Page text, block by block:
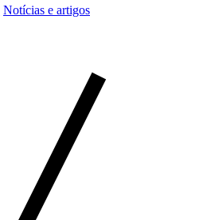
Notícias e artigos